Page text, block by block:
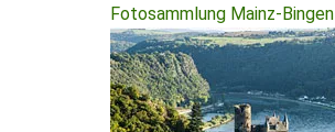
Fotosammlung Mainz-Bingen